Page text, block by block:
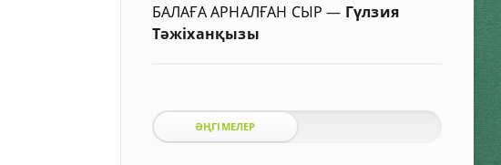
БАЛАҒА АРНАЛҒАН СЫР— Гүлзия
Тәжіханқызы
ӘҢГІМЕЛЕР